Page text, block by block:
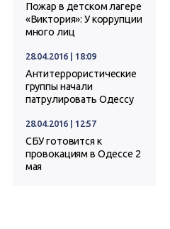
Пожар в детском лагере
«Виктория»: У коррупции
много лиц
28.04.2016 | 18:09
Антитеррористические
группы начали
патрулировать Одессу
28.04.2016 | 12:57
СБУ готовится к
провокациям в Одессе 2
мая